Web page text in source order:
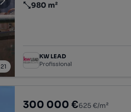
21
Preço por metro quadrado
980 m²
KW LEAD
Profissional
300 000 €625 €/m²